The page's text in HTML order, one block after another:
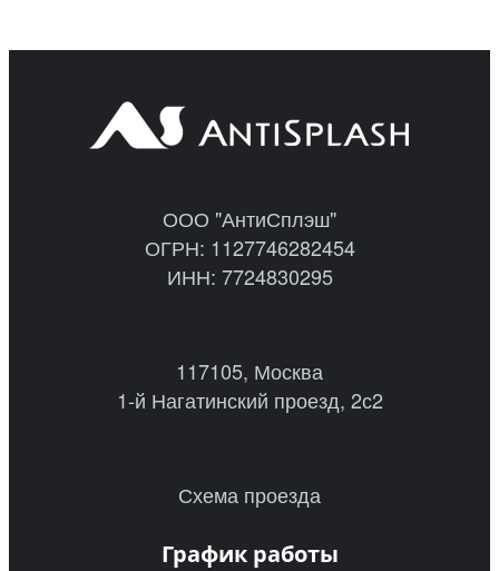
ООО "АнтиСплэш"
ОГРН: 1127746282454
ИНН: 7724830295
117105, Москва
1-й Нагатинский проезд, 2с2
Схема проезда
График работы